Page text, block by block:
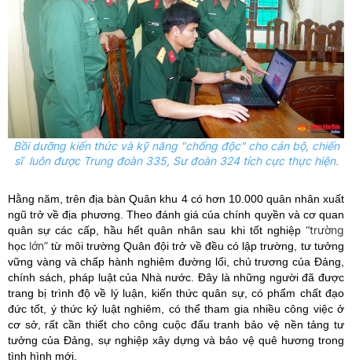
Bồi dưỡng kiến thức và kỹ năng "chống độc" cho cán bộ, chiến
sĩ luôn được Trung đoàn 335, Sư đoàn 324 tích cực thực hiện.
Hằng năm, trên địa bàn Quân khu 4 có hơn 10.000 quân nhân xuất
ngũ trở về địa phương. Theo đánh giá của chính quyền và cơ quan
quân sự các cấp, hầu hết quân nhân sau khi tốt nghiệp “trường
học lớn” từ môi trường Quân đội trở về đều có lập trường, tư tưởng
vững vàng và chấp hành nghiêm đường lối, chủ trương của Đảng,
chính sách, pháp luật của Nhà nước. Đây là những người đã được
trang bị trình độ về lý luận, kiến thức quân sự, có phẩm chất đạo
đức tốt, ý thức kỷ luật nghiêm, có thể tham gia nhiều công việc ở
cơ sở, rất cần thiết cho công cuộc đấu tranh bảo vệ nền tảng tư
tưởng của Đảng, sự nghiệp xây dựng và bảo vệ quê hương trong
tình hình mới.